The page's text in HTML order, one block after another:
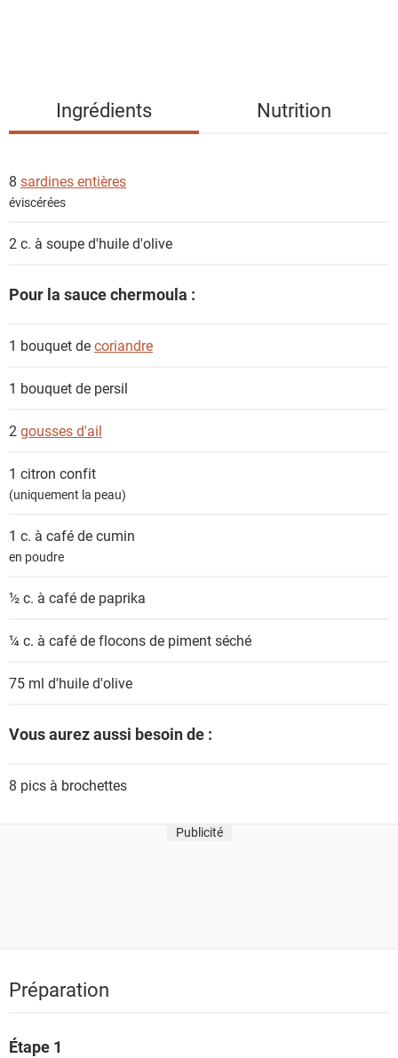
i
e
n
Ingrédients Nutrition
8 sardines entières
éviscérées
2 c. à souped'huile d'olive
Pour la sauce chermoula :
1 bouquet decoriandre
1 bouquet de persil
2 gousses d'ail
1 citron confit
(uniquement la peau)
1 c. à café decumin
en poudre
½ c. à café de paprika
¼ c. à café deflocons de piment séché
75 ml d'huile d'olive
Vous aurez aussi besoin de :
8 pics à brochettes
Publicité
Préparation
Étape 1